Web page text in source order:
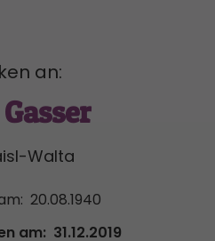
an:
Walta
20.08.1940
am: 31.12.2019